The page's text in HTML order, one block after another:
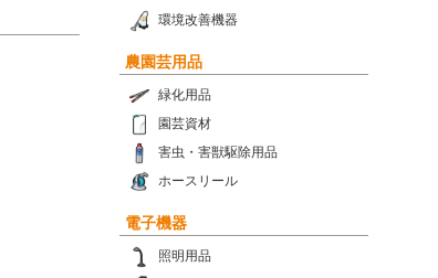
環境改善機器
農園芸用品
緑化用品
園芸資材
害虫・害獣駆除用品
ホースリール
電子機器
照明用品